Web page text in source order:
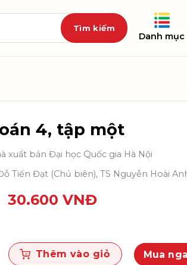
Danh mục
4, tập một
xuất bản Đại học Quốc gia Hà Nội
Tiến Đạt (Chủ biên), TS Nguyễn Hoài
30.600 VNĐ
tập một số lượng
Thêm vào giỏ Mua